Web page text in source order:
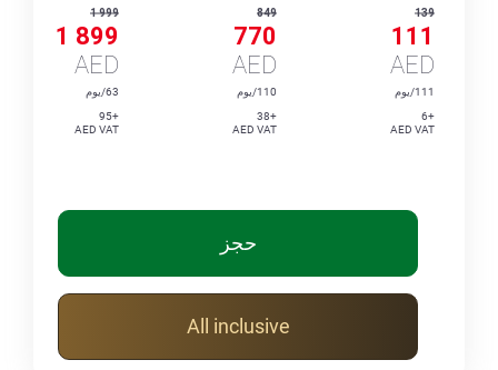
139
111
AED
111/يوم
+6
AED VAT
849
770
AED
110/يوم
+38
AED VAT
1 999
1 899
AED
63/يوم
+95
AED VAT
حجز
All inclusive